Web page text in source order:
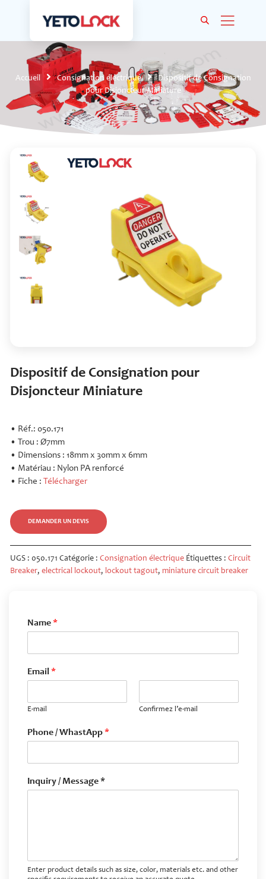
Accueil Consignation électrique
Dispositif de Consignation
pour Disjoncteur Miniature
Dispositif de Consignation pour
Disjoncteur Miniature
• Réf.: 050.171
• Trou : Ø7mm
• Dimensions : 18mm x 30mm x 6mm
• Matériau : Nylon PA renforcé
• Fiche : Télécharger
DEMANDER UN DEVIS
UGS : 050.171 Catégorie : Consignation électrique Étiquettes : Circuit
Breaker, electrical lockout, lockout tagout, miniature circuit breaker
Name*
Email *
E-mail Confirmez l’e-mail
Phone / WhastApp*
Inquiry / Message *
Enter product details such as size, color, materials etc. and other